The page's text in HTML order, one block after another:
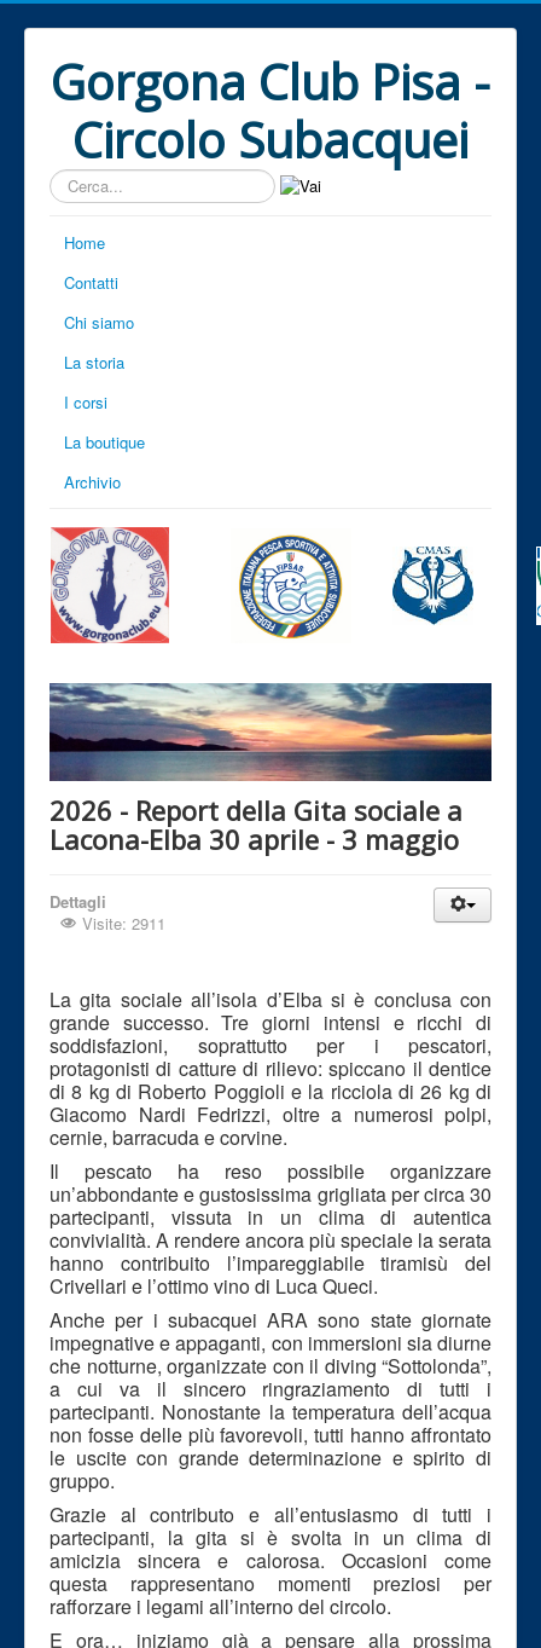
Gorgona Club Pisa -
Circolo Subacquei
Cerca...
Home
Contatti
Chi siamo
La storia
I corsi
La boutique
Archivio
2026 - Report della Gita sociale a
Lacona-Elba 30 aprile - 3 maggio
Dettagli
Visite: 2911
La gita sociale all’isola d’Elba si è conclusa con
grande successo. Tre giorni intensi e ricchi di
soddisfazioni, soprattutto per i pescatori,
protagonisti di catture di rilievo: spiccano il dentice
di 8 kg di Roberto Poggioli e la ricciola di 26 kg di
Giacomo Nardi Fedrizzi, oltre a numerosi polpi,
cernie, barracuda e corvine.
Il pescato ha reso possibile organizzare
un’abbondante e gustosissima grigliata per circa 30
partecipanti, vissuta in un clima di autentica
convivialità. A rendere ancora più speciale la serata
hanno contribuito l’impareggiabile tiramisù del
Crivellari e l’ottimo vino di Luca Queci.
Anche per i subacquei ARA sono state giornate
impegnative e appaganti, con immersioni sia diurne
che notturne, organizzate con il diving “Sottolonda”,
a cui va il sincero ringraziamento di tutti i
partecipanti. Nonostante la temperatura dell’acqua
non fosse delle più favorevoli, tutti hanno affrontato
le uscite con grande determinazione e spirito di
gruppo.
Grazie al contributo e all’entusiasmo di tutti i
partecipanti, la gita si è svolta in un clima di
amicizia sincera e calorosa. Occasioni come
questa rappresentano momenti preziosi per
rafforzare i legami all’interno del circolo.
E ora… iniziamo già a pensare alla prossima